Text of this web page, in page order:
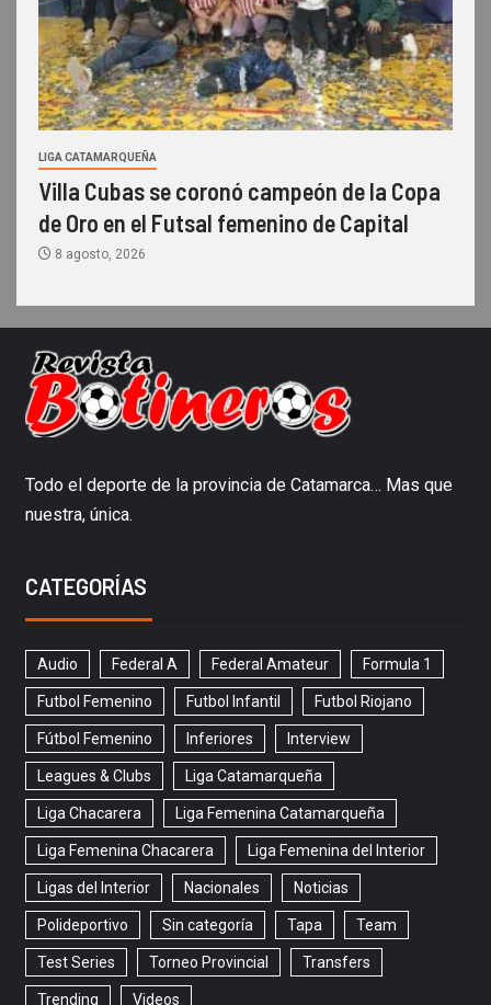
LIGA CATAMARQUEÑA
Villa Cubas se coronó campeón de la Copa
de Oro en el Futsal femenino de Capital
8 agosto, 2026
Todo el deporte de la provincia de Catamarca… Mas que
nuestra, única.
CATEGORÍAS
Audio Federal A Federal Amateur Formula 1
Futbol Femenino Futbol Infantil Futbol Riojano
Fútbol Femenino Inferiores Interview
Leagues & Clubs Liga Catamarqueña
Liga Chacarera Liga Femenina Catamarqueña
Liga Femenina Chacarera Liga Femenina del Interior
Ligas del Interior Nacionales Noticias
Polideportivo Sin categoría Tapa Team
Test Series Torneo Provincial Transfers
Trending Videos